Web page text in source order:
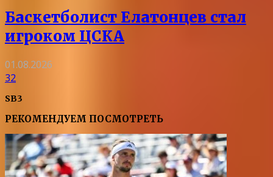
Баскетболист Елатонцев стал
игроком ЦСКА
01.08.2026
32
SB3
РЕКОМЕНДУЕМ ПОСМОТРЕТЬ